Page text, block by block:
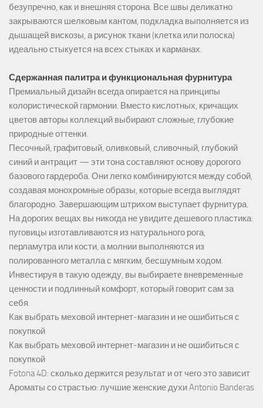
безупречно, как и внешняя сторона. Все швы деликатно
закрываются шелковым кантом, подкладка выполняется из
дышащей вискозы, а рисунок ткани (клетка или полоска)
идеально стыкуется на всех стыках и карманах.
Сдержанная палитра и функциональная фурнитура
Премиальный дизайн всегда опирается на принципы
колористической гармонии. Вместо кислотных, кричащих
цветов авторы коллекций выбирают сложные, глубокие
природные оттенки.
Песочный, графитовый, оливковый, сливочный, глубокий
синий и антрацит — эти тона составляют основу дорогого
базового гардероба. Они легко комбинируются между собой,
создавая монохромные образы, которые всегда выглядят
благородно. Завершающим штрихом выступает фурнитура.
На дорогих вещах вы никогда не увидите дешевого пластика:
пуговицы изготавливаются из натурального рога,
перламутра или кости, а молнии выполняются из
полированного металла с мягким, бесшумным ходом.
Инвестируя в такую одежду, вы выбираете вневременные
ценности и подлинный комфорт, который говорит сам за
себя.
Как выбрать меховой интернет-магазин и не ошибиться с
покупкой
Как выбрать меховой интернет-магазин и не ошибиться с
покупкой
Fotona 4D: сколько держится результат и от чего это зависит
Ароматы со страстью: лучшие женские духи Antonio Banderas